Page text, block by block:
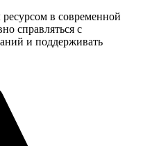
в современной
справляться с
и поддерживать